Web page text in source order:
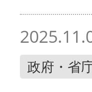
政府・省